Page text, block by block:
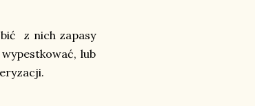
z nich zapasy
lub